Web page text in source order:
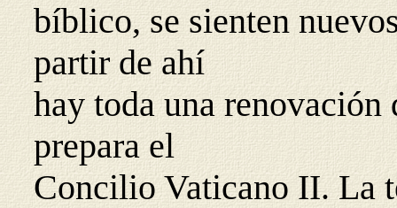
bíblico, se sienten
partir de ahí
hay toda una renovación
prepara el
Concilio Vaticano II. La